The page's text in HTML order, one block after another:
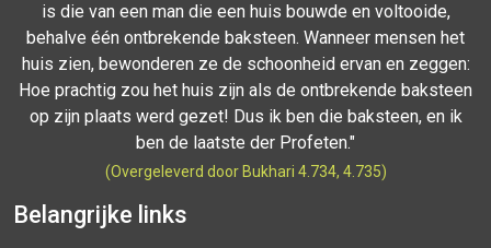
is die van een man die een huis bouwde en voltooide,
behalve één ontbrekende baksteen. Wanneer mensen het
huis zien, bewonderen ze de schoonheid ervan en zeggen:
Hoe prachtig zou het huis zijn als de ontbrekende baksteen
op zijn plaats werd gezet! Dus ik ben die baksteen, en ik
ben de laatste der Profeten."
(Overgeleverd door Bukhari 4.734, 4.735)
Belangrijke links